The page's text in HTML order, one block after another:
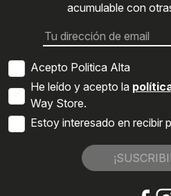
acumulable con
Acepto Politica Alta
He leído y acepto la
Way Store.
Estoy interesado en recibir